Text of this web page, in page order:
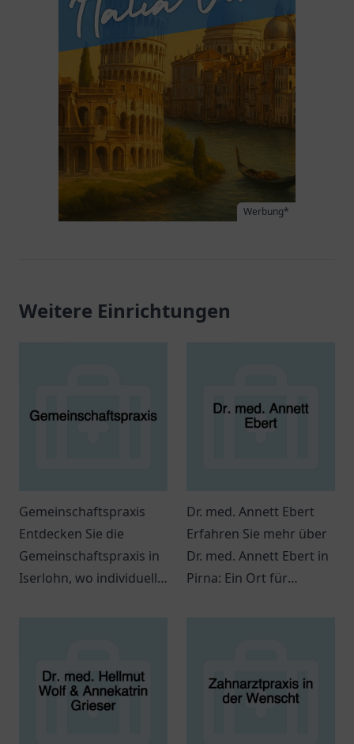
Werbung*
Weitere Einrichtungen
Gemeinschaftspraxis
Entdecken Sie die
Gemeinschaftspraxis in
Iserlohn, wo individuelle
Dr. med. Annett Ebert
Erfahren Sie mehr über
Dr. med. Annett Ebert in
Pirna: Ein Ort für